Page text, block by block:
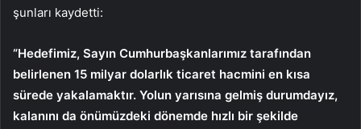
şunları kaydetti:
“Hedefimiz, Sayın Cumhurbaşkanlarımız tarafından
belirlenen 15 milyar dolarlık ticaret hacmini en kısa
sürede yakalamaktır. Yolun yarısına gelmiş durumdayız,
kalanını da önümüzdeki dönemde hızlı bir şekilde